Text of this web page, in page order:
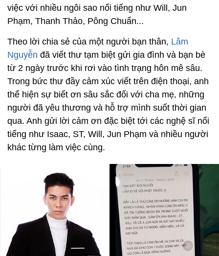
việc với nhiều ngôi sao nổi tiếng như Will, Jun
Phạm, Thanh Thảo, Pông Chuẩn...
Theo lời chia sẻ của một người bạn thân, Lâm
Nguyễn đã viết thư tạm biệt gửi gia đình và bạn bè
từ 2 ngày trước khi rơi vào tình trạng hôn mê sâu.
Trong bức thư đầy cảm xúc viết trên điện thoại, anh
thể hiện sự biết ơn sâu sắc đối với cha mẹ, những
người đã yêu thương và hỗ trợ mình suốt thời gian
qua. Anh gửi lời cảm ơn đặc biệt tới các nghệ sĩ nổi
tiếng như Isaac, ST, Will, Jun Phạm và nhiều người
khác từng làm việc cùng.